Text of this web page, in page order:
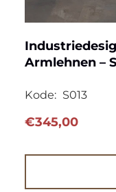
Armlehnen –
Kode: S013
€345,00